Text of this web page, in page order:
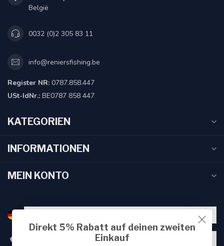
België
0032 (0)2 305 83 11
info@reniersfishing.be
Register NR: 0787.858.447
USt-IdNr.: BE0787 858 447
KATEGORIEN
INFORMATIONEN
MEIN KONTO
€
Direkt 5% Rabatt auf deinen zweiten
Einkauf